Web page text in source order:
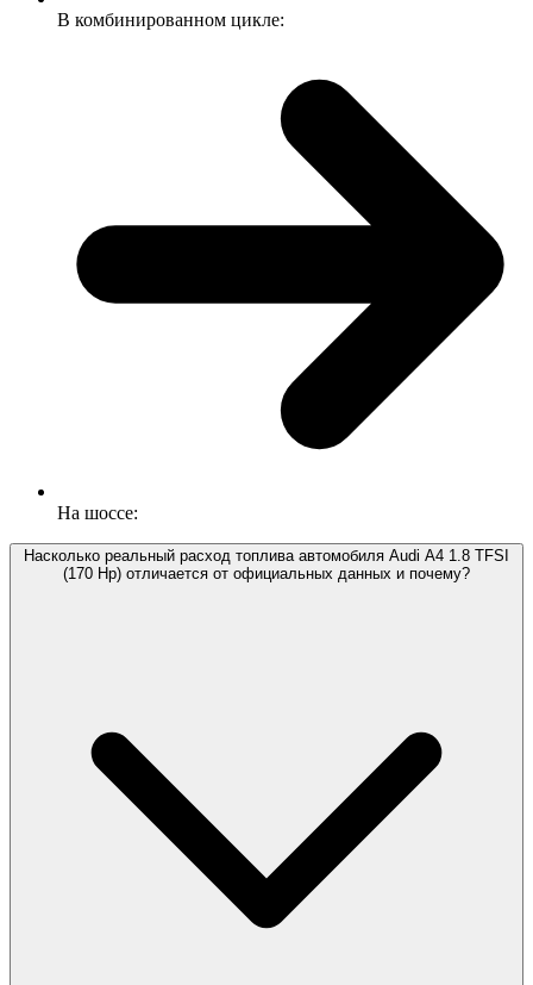
В комбинированном цикле:
На шоссе:
Насколько реальный расход топлива автомобиля Audi A4 1.8 TFSI
(170 Hp) отличается от официальных данных и почему?